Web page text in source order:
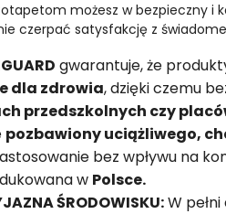
możesz w bezpieczny i
czerpać satysfakcję z
gwarantuje, że
dla zdrowia, dzięki czemu
przedszkolnych czy
pozbawiony uciążliwego,
bez wpływu na
w Polsce.
ŚRODOWISKU:W